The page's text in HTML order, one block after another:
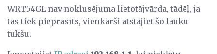
WRT54GL nav noklusējuma lietotājvārda, tādēļ, ja
tas tiek pieprasīts, vienkārši atstājiet šo lauku
tukšu.